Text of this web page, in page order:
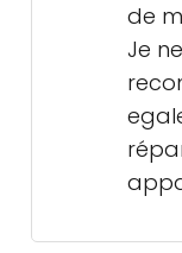
de
Je